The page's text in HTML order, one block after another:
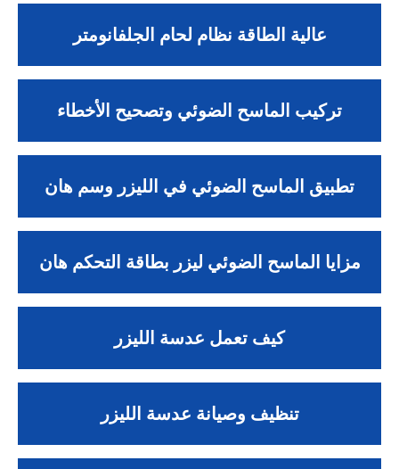
عالية الطاقة نظام لحام الجلفانومتر
تركيب الماسح الضوئي وتصحيح الأخطاء
تطبيق الماسح الضوئي في الليزر وسم هان
مزايا الماسح الضوئي ليزر بطاقة التحكم هان
كيف تعمل عدسة الليزر
تنظيف وصيانة عدسة الليزر